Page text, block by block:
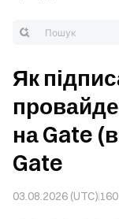
Як
на Gate
Gate
03.08.2026 (UTC)